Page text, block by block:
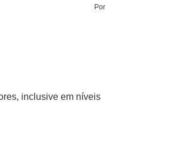
Por
inclusive em níveis